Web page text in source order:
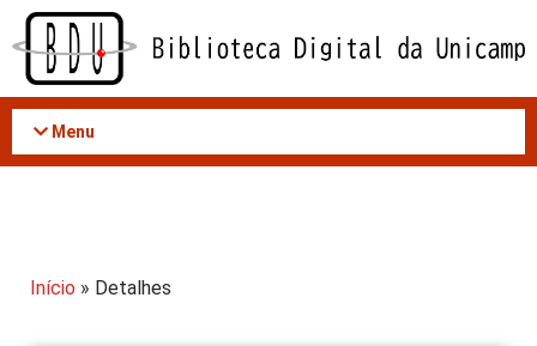
Acessar
conteúdo
Menu
Início » Detalhes